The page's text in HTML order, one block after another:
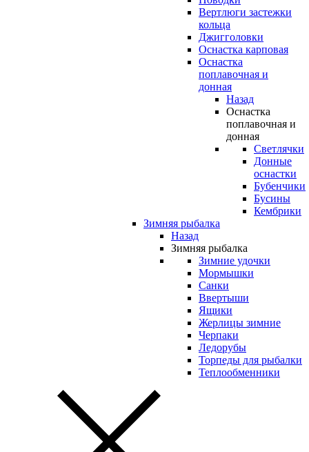
Вертлюги застежки
кольца
Джигголовки
Оснастка карповая
Оснастка
поплавочная и
донная
Назад
Оснастка
поплавочная и
донная
Светлячки
Донные
оснастки
Бубенчики
Бусины
Кембрики
Зимняя рыбалка
Назад
Зимняя рыбалка
Зимние удочки
Мормышки
Санки
Ввертыши
Ящики
Жерлицы зимние
Черпаки
Ледорубы
Торпеды для рыбалки
Теплообменники